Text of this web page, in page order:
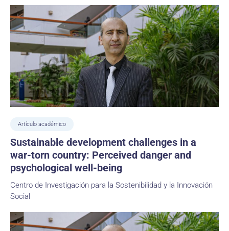
Artículo académico
Sustainable development challenges in a
war-torn country: Perceived danger and
psychological well-being
Centro de Investigación para la Sostenibilidad y la Innovación
Social